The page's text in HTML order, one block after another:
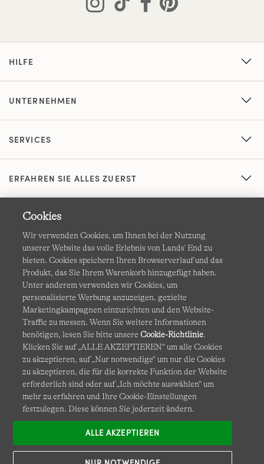
HILFE
UNTERNEHMEN
SERVICES
ERFAHREN SIE ALLES ZUERST
AGB Datenschutz & Sicherheit
Cookies Ich möchte auswählen Barrierefreiheit
Site Map Internationale Websites
Diese Website ist durch reCAPTCHA geschützt. Es gelten die
Datenschutzerklärung undNutzungsbedingungenvon
Google.
Cookies
Wir verwenden Cookies, um Ihnen bei der Nutzung
unserer Website das volle Erlebnis von Lands' End zu
bieten. Cookies speichern Ihren Browserverlauf und das
Produkt, das Sie Ihrem Warenkorb hinzugefügt haben.
Unter anderem verwenden wir Cookies, um
personalisierte Werbung anzuzeigen, gezielte
Marketingkampagnen einzurichten und den Website-
Traffic zu messen. Wenn Sie weitere Informationen
benötigen, lesen Sie bitte unsereCookie-Richtlinie.
Klicken Sie auf „ALLE AKZEPTIEREN“ um alle Cookies
zu akzeptieren, auf „Nur notwendige“ um nur die Cookies
zu akzeptieren, die für die korrekte Funktion der Website
erforderlich sind oder auf „Ich möchte auswählen“ um
mehr zu erfahren und Ihre Cookie-Einstellungen
festzulegen. Diese können Sie jederzeit ändern.
ALLE AKZEPTIEREN